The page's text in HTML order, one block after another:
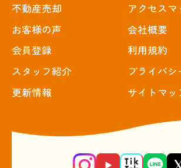
不動産売却
お客様の声
会員登録
スタッフ紹介
更新情報
アクセスマ
会社概要
利用規約
プライバシ
サイトマッ